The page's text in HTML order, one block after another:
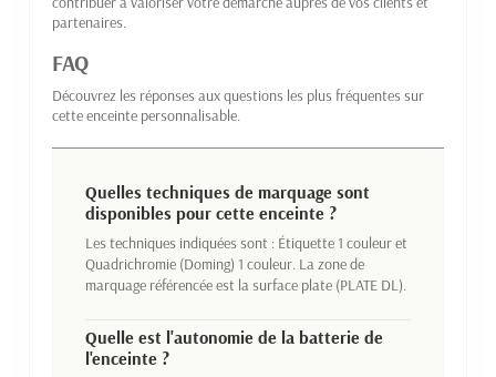
partenaires.
FAQ
Découvrez les réponses aux questions les plus fréquentes sur
cette enceinte personnalisable.
Quelles techniques de marquage sont
disponibles pour cette enceinte ?
Les techniques indiquées sont : Étiquette 1 couleur et
Quadrichromie (Doming) 1 couleur. La zone de
marquage référencée est la surface plate (PLATE DL).
Quelle est l'autonomie de la batterie de
l'enceinte ?